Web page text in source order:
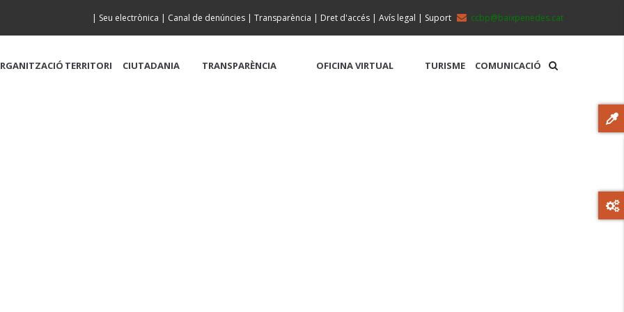
ccbp@baixpenedes.cat
| Seu electrònica | Canal de denúncies | Transparència | Dret d'accés | Avís legal | Suport
TERRITORI CIUTADANIA TRANSPARÈNCIA OFICINA VIRTUAL TURISME COMUNICACIÓ